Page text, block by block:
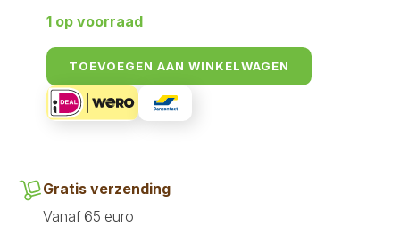
1 op voorraad
TOEVOEGEN AAN WINKELWAGEN
Gratis verzending
Vanaf 65 euro